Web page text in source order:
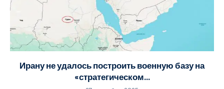
Ирану не удалось построить военную базу на
«стратегическом...